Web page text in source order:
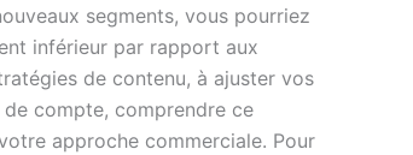
segments, vous pourriez
inférieur par rapport aux
de contenu, à ajuster vos
compte, comprendre ce
approche commerciale. Pour